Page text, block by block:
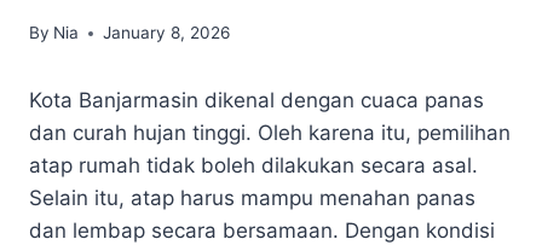
By Nia January 8, 2026
Kota Banjarmasin dikenal dengan cuaca panas
dan curah hujan tinggi. Oleh karena itu, pemilihan
atap rumah tidak boleh dilakukan secara asal.
Selain itu, atap harus mampu menahan panas
dan lembap secara bersamaan. Dengan kondisi